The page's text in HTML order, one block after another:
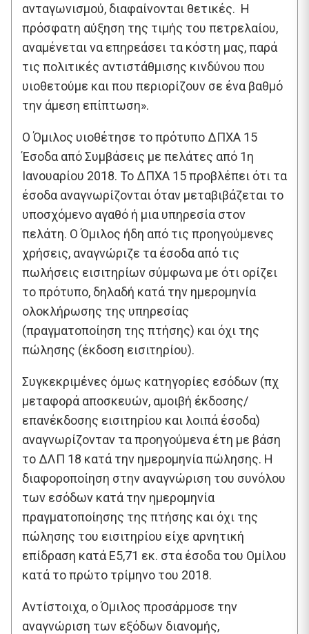
ανταγωνισμού, διαφαίνονται θετικές. Η
πρόσφατη αύξηση της τιμής του πετρελαίου,
αναμένεται να επηρεάσει τα κόστη μας, παρά
τις πολιτικές αντιστάθμισης κινδύνου που
υιοθετούμε και που περιορίζουν σε ένα βαθμό
την άμεση επίπτωση».
Ο Όμιλος υιοθέτησε το πρότυπο ΔΠΧΑ 15
Έσοδα από Συμβάσεις με πελάτες από 1η
Ιανουαρίου 2018. Το ΔΠΧΑ 15 προβλέπει ότι τα
έσοδα αναγνωρίζονται όταν μεταβιβάζεται το
υποσχόμενο αγαθό ή μια υπηρεσία στον
πελάτη. Ο Όμιλος ήδη από τις προηγούμενες
χρήσεις, αναγνώριζε τα έσοδα από τις
πωλήσεις εισιτηρίων σύμφωνα με ότι ορίζει
το πρότυπο, δηλαδή κατά την ημερομηνία
ολοκλήρωσης της υπηρεσίας
(πραγματοποίηση της πτήσης) και όχι της
πώλησης (έκδοση εισιτηρίου).
Συγκεκριμένες όμως κατηγορίες εσόδων (πχ
μεταφορά αποσκευών, αμοιβή έκδοσης/
επανέκδοσης εισιτηρίου και λοιπά έσοδα)
αναγνωρίζονταν τα προηγούμενα έτη με βάση
το ΔΛΠ 18 κατά την ημερομηνία πώλησης. Η
διαφοροποίηση στην αναγνώριση του συνόλου
των εσόδων κατά την ημερομηνία
πραγματοποίησης της πτήσης και όχι της
πώλησης του εισιτηρίου είχε αρνητική
επίδραση κατά E5,71 εκ. στα έσοδα του Ομίλου
κατά το πρώτο τρίμηνο του 2018.
Αντίστοιχα, ο Όμιλος προσάρμοσε την
αναγνώριση των εξόδων διανομής,